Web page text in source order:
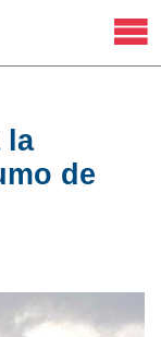
la
de